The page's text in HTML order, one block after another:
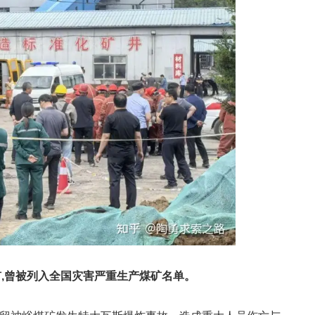
被列入全国灾害严重生产煤矿名单。